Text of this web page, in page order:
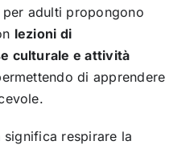
adulti propongono
lezioni di
culturale e attività
di apprendere
significa respirare la